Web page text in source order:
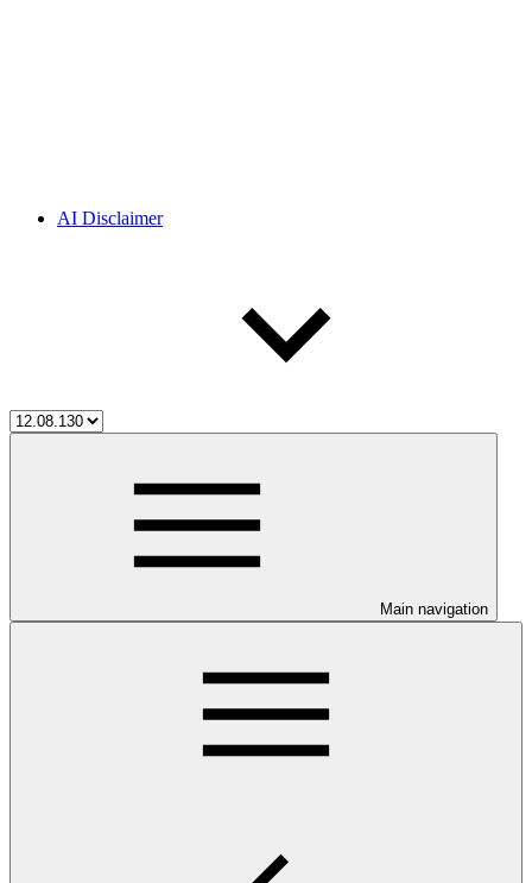
AI Disclaimer
Main navigation